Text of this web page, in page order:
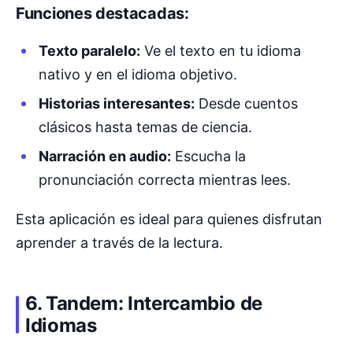
Funciones destacadas:
Texto paralelo: Ve el texto en tu idioma
nativo y en el idioma objetivo.
Historias interesantes: Desde cuentos
clásicos hasta temas de ciencia.
Narración en audio: Escucha la
pronunciación correcta mientras lees.
Esta aplicación es ideal para quienes disfrutan
aprender a través de la lectura.
6. Tandem: Intercambio de
Idiomas